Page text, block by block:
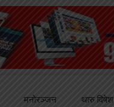
मनोरञ्जन थारु विषेश